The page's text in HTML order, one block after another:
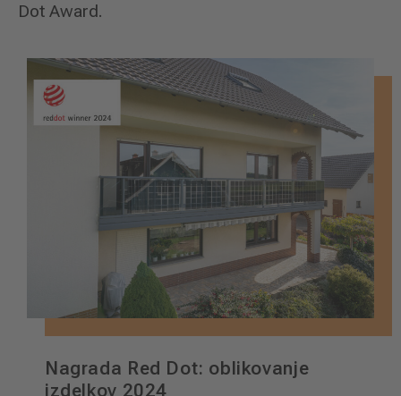
Dot Award.
Nagrada Red Dot: oblikovanje
izdelkov 2024